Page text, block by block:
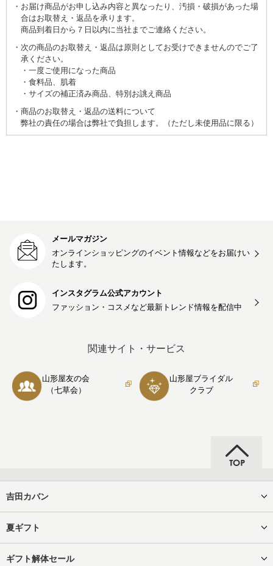
お届け商品がお申し込み内容と異なったり、汚損・破損があった場
合はお取替え・返品を承ります。
商品到着日から７日以内に当社までご連絡ください。
次の商品のお取替え・返品は原則としてお受けできませんのでご了
承ください。
一度ご使用になった商品
食料品、肌着
サイズの補正済み商品、特別お誂え商品
商品のお取替え・返品の送料について
弊社の責任の場合は弊社で負担します。（ただし未使用品に限る）
メールマガジン
オンラインショッピングのイベント情報などをお届けい
たします。
インスタグラム公式アカウント
ファッション・コスメなど最新トレンド情報を配信中
関連サイト・サービス
山形屋友の会
（七草会）
山形屋ブライダル
クラブ
吉田カバン
夏ギフト
ギフト解体セール